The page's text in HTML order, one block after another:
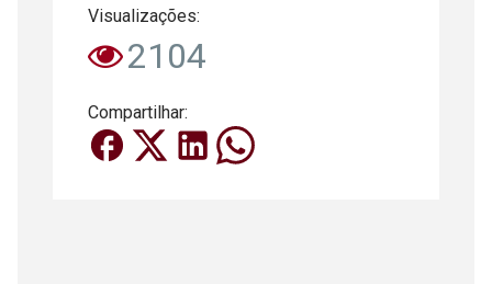
Visualizações:
2104
Compartilhar: